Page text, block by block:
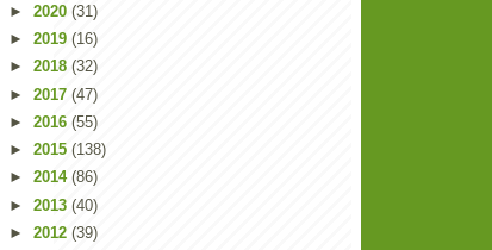
► 2020 (31)
► 2019 (16)
► 2018 (32)
► 2017 (47)
► 2016 (55)
► 2015 (138)
► 2014 (86)
► 2013 (40)
► 2012 (39)